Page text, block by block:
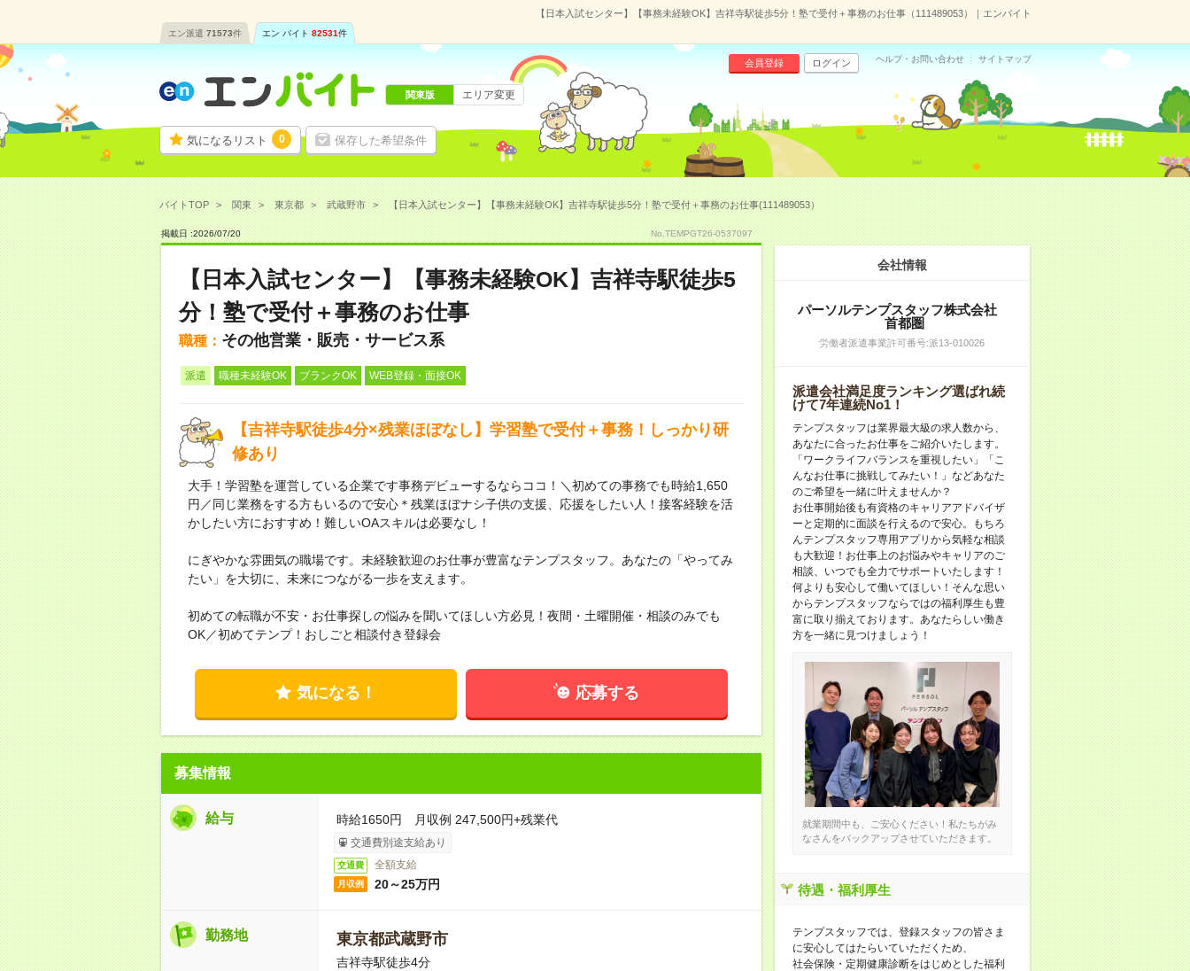
【日本入試センター】【事務未経験OK】吉祥寺駅徒歩5分！塾で受付＋事務のお仕事（111489053）｜エンバイト
エン派遣 71573件 エン バイト 82531件
気になるリスト 0 保存した希望条件
会員登録 ログイン ヘルプ・お問い合わせ サイトマップ
関東版 エリア変更
バイトTOP 関東 東京都 武蔵野市 【日本入試センター】【事務未経験OK】吉祥寺駅徒歩5分！塾で受付＋事務のお仕事(111489053）
掲載日 :2026/07/20 No.TEMPGT26-0537097
【日本入試センター】【事務未経験OK】吉祥寺駅徒歩5
分！塾で受付＋事務のお仕事
職種： その他営業・販売・サービス系
派遣 職種未経験OK ブランクOK WEB登録・面接OK
【吉祥寺駅徒歩4分×残業ほぼなし】学習塾で受付＋事務！しっかり研
修あり
大手！学習塾を運営している企業です事務デビューするならココ！＼初めての事務でも時給1,650
円／同じ業務をする方もいるので安心＊残業ほぼナシ子供の支援、応援をしたい人！接客経験を活
かしたい方におすすめ！難しいOAスキルは必要なし！
にぎやかな雰囲気の職場です。未経験歓迎のお仕事が豊富なテンプスタッフ。あなたの「やってみ
たい」を大切に、未来につながる一歩を支えます。
初めての転職が不安・お仕事探しの悩みを聞いてほしい方必見！夜間・土曜開催・相談のみでも
OK／初めてテンプ！おしごと相談付き登録会
気になる！ 応募する
募集情報
給与 時給1650円 月収例 247,500円+残業代
交通費別途支給あり
交通費 全額支給
月収例 20～25万円
勤務地 東京都武蔵野市
吉祥寺駅徒歩4分
会社情報
パーソルテンプスタッフ株式会社
首都圏
労働者派遣事業許可番号:派13-010026
派遣会社満足度ランキング選ばれ続
けて7年連続No1！
テンプスタッフは業界最大級の求人数から、
あなたに合ったお仕事をご紹介いたします。
「ワークライフバランスを重視したい」「こ
んなお仕事に挑戦してみたい！」などあなた
のご希望を一緒に叶えませんか？
お仕事開始後も有資格のキャリアアドバイザ
ーと定期的に面談を行えるので安心。もちろ
んテンプスタッフ専用アプリから気軽な相談
も大歓迎！お仕事上のお悩みやキャリアのご
相談、いつでも全力でサポートいたします！
何よりも安心して働いてほしい！そんな思い
からテンプスタッフならではの福利厚生も豊
富に取り揃えております。あなたらしい働き
方を一緒に見つけましょう！
就業期間中も、ご安心ください！私たちがみ
なさんをバックアップさせていただきます。
待遇・福利厚生
テンプスタッフでは、登録スタッフの皆さま
に安心してはたらいていただくため、
社会保険・定期健康診断をはじめとした福利